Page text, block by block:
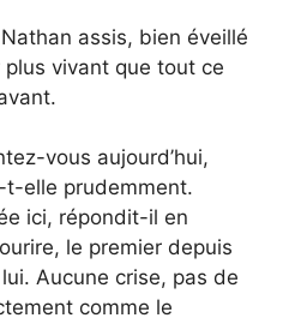
assis, bien éveillé
plus vivant que tout ce
vous aujourd’hui,
t-elle prudemment.
ici, répondit-il en
le premier depuis
Aucune crise, pas de
comme le